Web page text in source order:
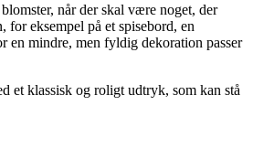
når der skal være noget, der
for eksempel på et spisebord, en
en mindre, men fyldig dekoration passer
et klassisk og roligt udtryk, som kan stå